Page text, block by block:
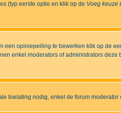
(typ eerste optie en klik op de Voeg keuze
opiniepeiling te bewerken klik op de
enkel moderators of administrators
toelating nodig, enkel de forum